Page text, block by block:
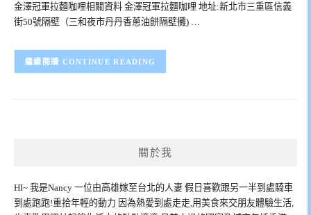
金澤冠軍拉麵咖哩相關資料 金澤冠軍拉麵咖哩 地址:新北市三重區信義
街50號隔壁（三和夜市丹丹香蔥油餅隔壁攤) …
CONTINUE READING
關於我
HI~ 我是Nancy 一位由高雄嫁至台北的人妻 假日喜歡跟另一半到處騎車
到處跑跑!重拾年輕的動力 因為熱愛到處走走,用美食來交朋友體驗生活,